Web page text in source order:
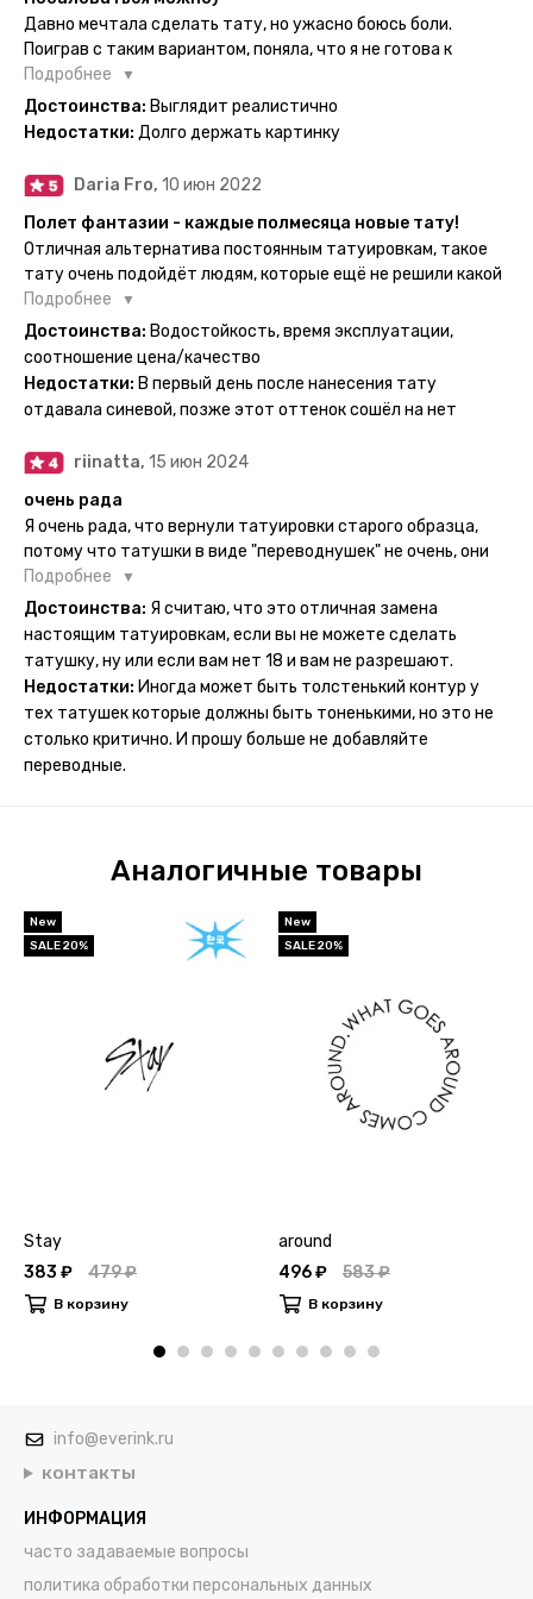
Давно мечтала сделать тату, но ужасно боюсь боли.
Поиграв с таким вариантом, поняла, что я не готова к
постоянной тату. Поэтому благодарю, что есть такая
возможность. Муж смог сделать тату в нескольких местах
одной картинкой).
Подробнее
Достоинства: Выглядит реалистично
Недостатки: Долго держать картинку
Daria Fro, 10 июн 2022
Полет фантазии - каждые полмесяца новые тату!
Отличная альтернатива постоянным татуировкам, такое
тату очень подойдёт людям, которые ещё не решили какой
эскиз им подойдёт на всю жизнь - продукт еверинк
держится на теле до 2 недель - после нанесения не нужно
бояться мочить такие тату, вода их так просто не смоет. К
рисункам прикладывается инструкция, но я предпочла
другой способ нанесения - оставила наклейку на теле на
ночь, чтобы точно перестраховаться - на утро эффект
сразу же проявился. На неподвижных частях тела тату
носится дольше, поэтому нужно обдуманно выбирать куда
её стоит наносить. Когда рисунок начнёт стираться -
водой спокойно можно убрать оставшийся контур.
Подробнее
Достоинства: Водостойкость, время эксплуатации,
соотношение цена/качество
Недостатки: В первый день после нанесения тату
отдавала синевой, позже этот оттенок сошёл на нет
riinatta, 15 июн 2024
очень рада
Я очень рада, что вернули татуировки старого образца,
потому что татушки в виде "переводнушек" не очень, они
просто не "усиживались", не те темнели, а после душа
вообще слазили, вот недавно сделала фризби дог и он
через сутки проявился и все ещё держится!! ну а 4 звезды
потому что у меня ещё очень много переводных
татуировок(
Подробнее
Достоинства: Я считаю, что это отличная замена
настоящим татуировкам, если вы не можете сделать
татушку, ну или если вам нет 18 и вам не разрешают.
Недостатки: Иногда может быть толстенький контур у
тех татушек которые должны быть тоненькими, но это не
столько критично. И прошу больше не добавляйте
переводные.
Аналогичные товары
New
SALE 20%
Stay
383 ₽
479 ₽
В корзину
New
SALE 20%
around
496 ₽
583 ₽
В корзину
info@everink.ru
контакты
ИНФОРМАЦИЯ
часто задаваемые вопросы
политика обработки персональных данных